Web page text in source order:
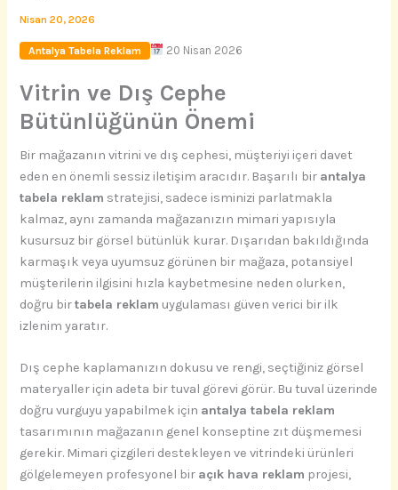
Nisan 20, 2026
Antalya Tabela Reklam 20 Nisan 2026
Vitrin ve Dış Cephe
Bütünlüğünün Önemi
Bir mağazanın vitrini ve dış cephesi, müşteriyi içeri davet
eden en önemli sessiz iletişim aracıdır. Başarılı bir antalya
tabela reklam stratejisi, sadece isminizi parlatmakla
kalmaz, aynı zamanda mağazanızın mimari yapısıyla
kusursuz bir görsel bütünlük kurar. Dışarıdan bakıldığında
karmaşık veya uyumsuz görünen bir mağaza, potansiyel
müşterilerin ilgisini hızla kaybetmesine neden olurken,
doğru birtabela reklam uygulaması güven verici bir ilk
izlenim yaratır.
Dış cephe kaplamanızın dokusu ve rengi, seçtiğiniz görsel
materyaller için adeta bir tuval görevi görür. Bu tuval üzerinde
doğru vurguyu yapabilmek için antalya tabela reklam
tasarımının mağazanın genel konseptine zıt düşmemesi
gerekir. Mimari çizgileri destekleyen ve vitrindeki ürünleri
gölgelemeyen profesyonel bir açık hava reklam projesi,